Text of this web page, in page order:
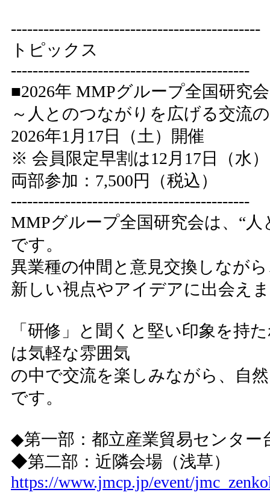
----------------------------------------------
トピックス
--------------------------------------------
■2026年 MMPグループ全国研究会
～人とのつながりを広げる交流
2026年1月17日（土）開催
※ 会員限定早割は12月17日（水
両部参加：7,500円（税込）
--------------------------------------------
MMPグループ全国研究会は、“
です。
異業種の仲間と意見交換しなが
新しい視点やアイデアに出会え
「研修」と聞くと堅い印象を持
は気軽な雰囲気
の中で交流を楽しみながら、自
です。
◆第一部：都立産業貿易センター
◆第二部：近隣会場（浅草）
https://www.jmcp.jp/event/